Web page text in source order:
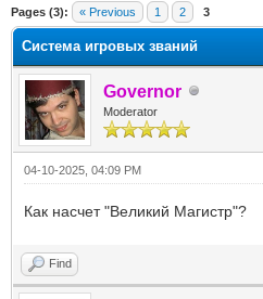
Pages (3): « Previous 1 2 3
Система игровых званий
Governor
Moderator
04-10-2025, 04:09 PM
Как насчет "Великий Магистр"?
Find